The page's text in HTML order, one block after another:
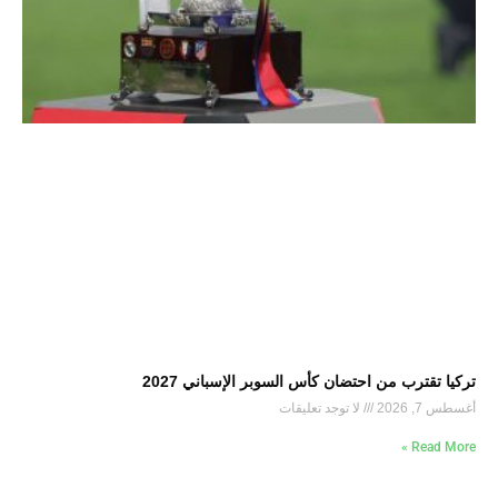
تركيا تقترب من احتضان كأس السوبر الإسباني 2027
أغسطس 7, 2026 لا توجد تعليقات
Read More »